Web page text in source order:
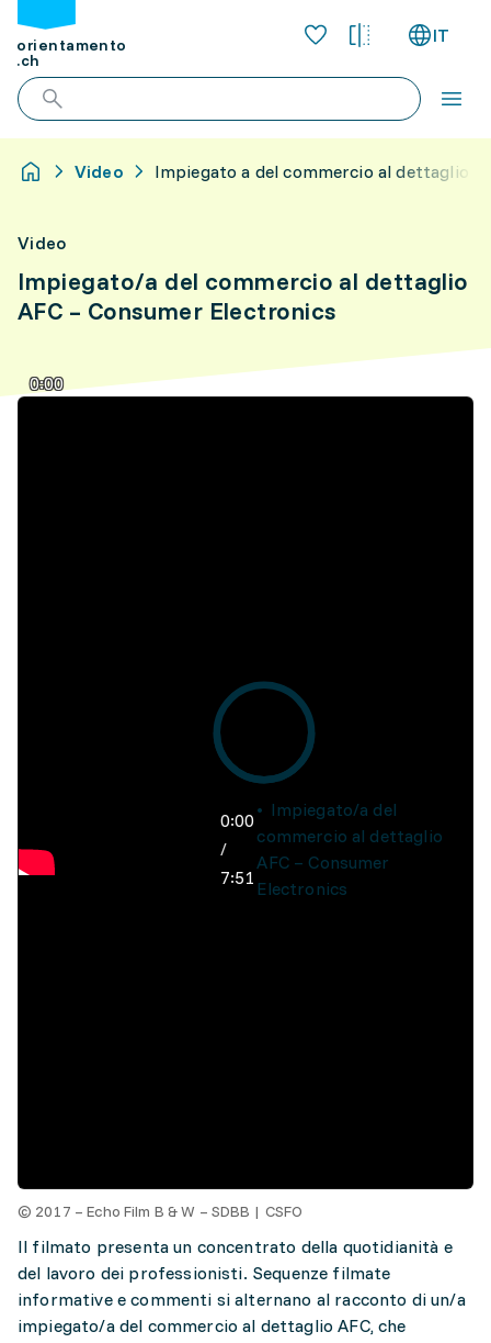
orientamento
.ch
IT
Video Impiegato a del commercio al dettaglio
Video
Impiegato/a del commercio al dettaglio
AFC – Consumer Electronics
0:00
0:00
/
7:51
Impiegato/a del
commercio al dettaglio
AFC – Consumer
Electronics
© 2017 – Echo Film B & W – SDBB | CSFO
Il filmato presenta un concentrato della quotidianità e
del lavoro dei professionisti. Sequenze filmate
informative e commenti si alternano al racconto di un/a
impiegato/a del commercio al dettaglio AFC, che